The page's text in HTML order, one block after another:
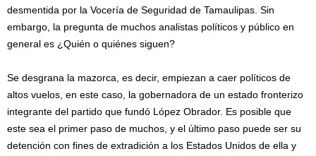
desmentida por la Vocería de Seguridad de Tamaulipas. Sin
embargo, la pregunta de muchos analistas políticos y público en
general es ¿Quién o quiénes siguen?
Se desgrana la mazorca, es decir, empiezan a caer políticos de
altos vuelos, en este caso, la gobernadora de un estado fronterizo
integrante del partido que fundó López Obrador. Es posible que
este sea el primer paso de muchos, y el último paso puede ser su
detención con fines de extradición a los Estados Unidos de ella y